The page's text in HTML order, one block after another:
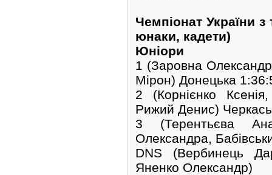
Чемпіонат України
юнаки, кадети)
Юніори
1 (Заровна
Мірон) Донецька
2 (Корнієнко
Рижий Денис)
3 (Терентьєва
Олександра,
DNS (Вербинець
Яненко Олександр)